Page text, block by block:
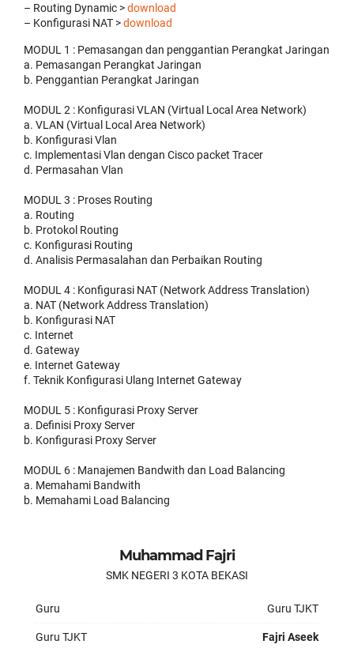
– Routing Dynamic >download
– Konfigurasi NAT >download
MODUL 1 : Pemasangan dan penggantian Perangkat Jaringan
a. Pemasangan Perangkat Jaringan
b. Penggantian Perangkat Jaringan
MODUL 2 : Konfigurasi VLAN (Virtual Local Area Network)
a. VLAN (Virtual Local Area Network)
b. Konfigurasi Vlan
c. Implementasi Vlan dengan Cisco packet Tracer
d. Permasahan Vlan
MODUL 3 : Proses Routing
a. Routing
b. Protokol Routing
c. Konfigurasi Routing
d. Analisis Permasalahan dan Perbaikan Routing
MODUL 4 : Konfigurasi NAT (Network Address Translation)
a. NAT (Network Address Translation)
b. Konfigurasi NAT
c. Internet
d. Gateway
e. Internet Gateway
f. Teknik Konfigurasi Ulang Internet Gateway
MODUL 5 : Konfigurasi Proxy Server
a. Definisi Proxy Server
b. Konfigurasi Proxy Server
MODUL 6 : Manajemen Bandwith dan Load Balancing
a. Memahami Bandwith
b. Memahami Load Balancing
Muhammad Fajri
SMK NEGERI 3 KOTA BEKASI
Guru Guru TJKT
Guru TJKT Fajri Aseek